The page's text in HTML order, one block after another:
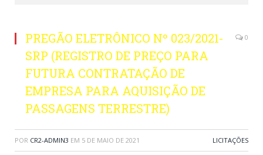
PREGÃO ELETRÔNICO Nº 023/2021-
SRP (REGISTRO DE PREÇO PARA
FUTURA CONTRATAÇÃO DE
EMPRESA PARA AQUISIÇÃO DE
PASSAGENS TERRESTRE)
0
POR CR2-ADMIN3 EM 5 DE MAIO DE 2021 LICITAÇÕES